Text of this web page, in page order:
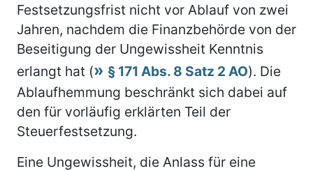
Festsetzungsfrist nicht vor Ablauf von zwei
Jahren, nachdem die Finanzbehörde von der
Beseitigung der Ungewissheit Kenntnis
erlangt hat (
§ 171 Abs. 8 Satz 2 AO). Die
Ablaufhemmung beschränkt sich dabei auf
den für vorläufig erklärten Teil der
Steuerfestsetzung.
Eine Ungewissheit, die Anlass für eine